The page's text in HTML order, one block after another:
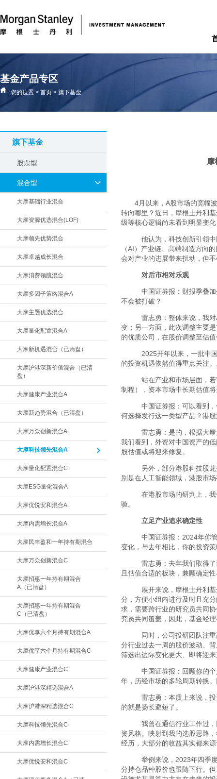
基金产品专区
您的位置 > 首页 > 旗下基金
旗下基金
股票型
混合型
大摩基础行业混合
大摩资源优选混合(LOF)
大摩领先优势混合
大摩卓越成长混合
大摩消费领航混合
大摩多因子策略混合A
大摩主题优选混合
大摩量化配置混合A
大摩新机遇混合（已清盘）
大摩沪港深新价值混合（已清
盘）
大摩健康产业混合A
大摩新趋势混合（已清盘）
大摩万众创新混合A
大摩科技领先混合A
大摩量化配置混合C
大摩ESG量化混合A
大摩优悦安和混合A
大摩内需增长混合A
大摩民丰盈和一年持有期混合
大摩万众创新混合C
大摩招惠一年持有期混合
A（已清盘）
大摩招惠一年持有期混合
C（已清盘）
大摩优享六个月持有期混合A
大摩优享六个月持有期混合C
大摩健康产业混合C
大摩沪港深精选混合A
大摩沪港深精选混合C
大摩科技领先混合C
大摩内需增长混合C
大摩优悦安和混合C
摩
4月以来，A股市场的宽幅
转向哪里？近日，摩根士丹利
级等核心逻辑尚未看到明显变
他认为，科技创新引领中
（AI）产业链、高端制造方向
会对产业的进展带来扰动，但
对后市相对乐观
中国证券报：财报季叠加
不会被打破？
雷志勇：整体来说，我对
变；另一方面，此次调整主要
的优质公司，在股价调整至估
2025开年以来，一批中
的投资机遇依然值得重点关注
站在产业和市场层面，若
制程），资本市场中长期估值
中国证券报：可以看到，
何选择发行这一类型产品？港
雷志勇：是的，根据大摩
我们看到，外资对中国资产的
股估值或将迎来修复。
另外，部分港股科技股龙
别是在人工智能领域，港股市
在港股市场的研判上，我
验。
立足产业追求确定性
中国证券报：2024年你
变化，与去年相比，你的投资
雷志勇：去年我们取得了
且估值合适的板块，兼顾确定
展开来说，摩根士丹利基
分，方便小组内进行及时且充
求，需要跨行业的研究员共同
究员共同覆盖，因此，基金经
同时，公司投研团队注重
分行业过去一周的股价波动、
筛选出边际变化更大、即将迎
中国证券报：回顾你的个
年，历经市场的多轮周期转换
雷志勇：本质上来说，投
的就是扬长避短了。
我曾在通信行业工作过，
资风格。映射到我的选股思路
经历，大部分的收益其实都来
举例来说，2023年四季
分持仓品种股价也跟随下行。